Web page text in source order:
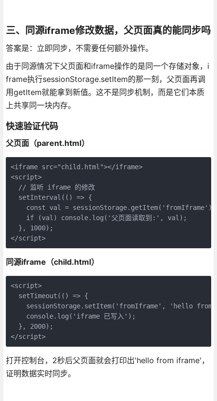
三、同源iframe修改数据，父页面真的能同步吗
答案是：立即同步，不需要任何额外操作。
由于同源情况下父页面和iframe操作的是同一个存储对象，i
frame执行sessionStorage.setItem的那一刻，父页面再调
用getItem就能拿到新值。这不是同步机制，而是它们本质
上共享同一块内存。
快速验证代码
父页面（parent.html）
<iframe src="child.html"></iframe>
<script>
  // 监听 iframe 的修改
  setInterval(() => {
    const val = sessionStorage.getItem('fromIframe');
    if (val) console.log('父页面读取到:', val);
  }, 1000);
</script>
同源iframe（child.html）
<script>
  setTimeout(() => {
sessionStorage.setItem('fromIframe', 'hello from
    console.log('iframe 已写入');
  }, 2000);
</script>
打开控制台，2秒后父页面就会打印出'hello from iframe'，
证明数据实时同步。